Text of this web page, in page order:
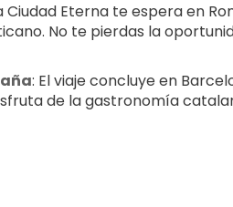
Ciudad Eterna te espera en
No te pierdas la
: El viaje concluye en
de la gastronomía